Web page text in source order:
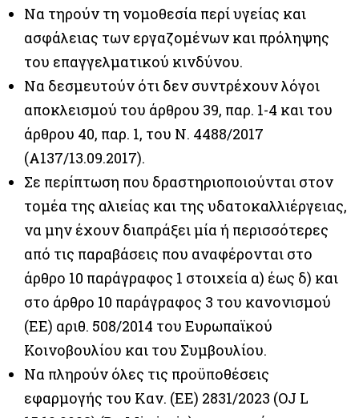
Να τηρούν τη νομοθεσία περί υγείας και
ασφάλειας των εργαζομένων και πρόληψης
του επαγγελματικού κινδύνου.
Να δεσμευτούν ότι δεν συντρέχουν λόγοι
αποκλεισμού του άρθρου 39, παρ. 1-4 και του
άρθρου 40, παρ. 1, του Ν. 4488/2017
(Α137/13.09.2017).
Σε περίπτωση που δραστηριοποιούνται στον
τομέα της αλιείας και της υδατοκαλλιέργειας,
να μην έχουν διαπράξει μία ή περισσότερες
από τις παραβάσεις που αναφέρονται στο
άρθρο 10 παράγραφος 1 στοιχεία α) έως δ) και
στο άρθρο 10 παράγραφος 3 του κανονισμού
(ΕΕ) αριθ. 508/2014 του Ευρωπαϊκού
Κοινοβουλίου και του Συμβουλίου.
Να πληρούν όλες τις προϋποθέσεις
εφαρμογής του Καν. (ΕΕ) 2831/2023 (OJ L